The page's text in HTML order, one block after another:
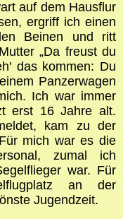
auf dem Hausflur
ergriff ich einen
Beinen und ritt
„Da freust du
das kommen: Du
Panzerwagen
Ich war immer
erst 16 Jahre alt.
kam zu der
mich war es die
zumal ich
war. Für
an der
Jugendzeit.